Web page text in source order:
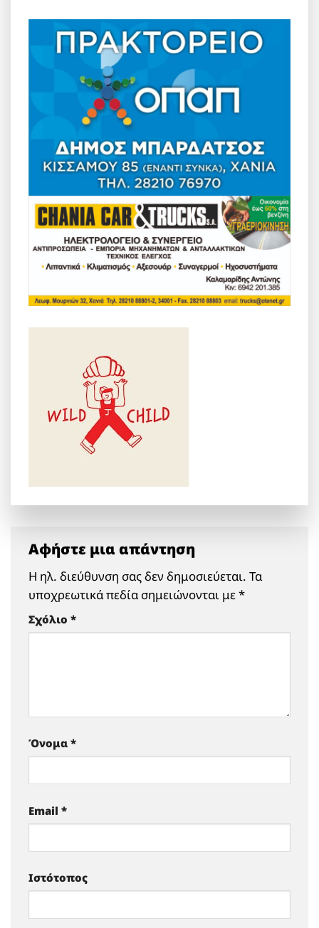
Αφήστε μια απάντηση
Η ηλ. διεύθυνση σας δεν δημοσιεύεται. Τα
υποχρεωτικά πεδία σημειώνονται με*
Σχόλιο *
Όνομα *
Email *
Ιστότοπος